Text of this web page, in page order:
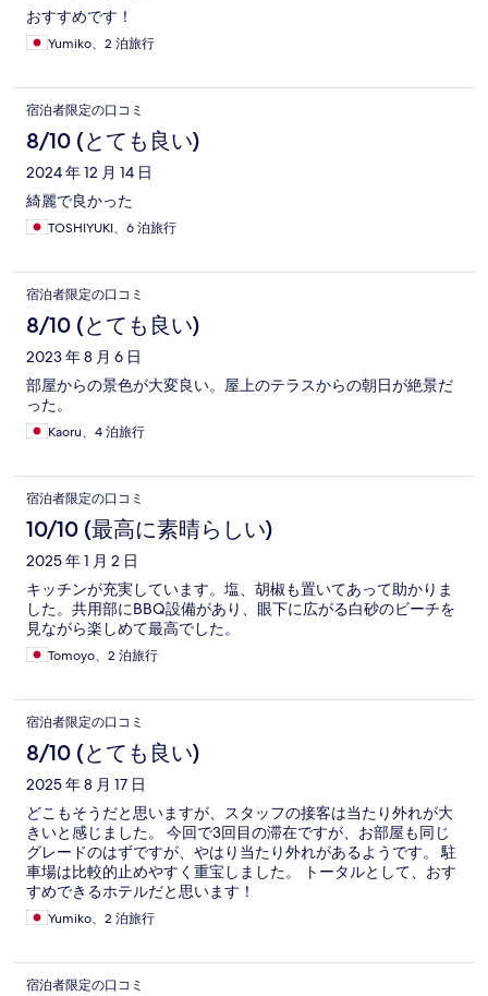
おすすめです！
Yumiko、2 泊旅行
宿泊者限定の口コミ
8/10 (とても良い)
2024 年 12 月 14 日
綺麗で良かった
TOSHIYUKI、6 泊旅行
宿泊者限定の口コミ
8/10 (とても良い)
2023 年 8 月 6 日
部屋からの景色が大変良い。屋上のテラスからの朝日が絶景だ
った。
Kaoru、4 泊旅行
宿泊者限定の口コミ
10/10 (最高に素晴らしい)
2025 年 1 月 2 日
キッチンが充実しています。塩、胡椒も置いてあって助かりま
した。共用部にBBQ設備があり、眼下に広がる白砂のビーチを
見ながら楽しめて最高でした。
Tomoyo、2 泊旅行
宿泊者限定の口コミ
8/10 (とても良い)
2025 年 8 月 17 日
どこもそうだと思いますが、スタッフの接客は当たり外れが大
きいと感じました。 今回で3回目の滞在ですが、お部屋も同じ
グレードのはずですが、やはり当たり外れがあるようです。 駐
車場は比較的止めやすく重宝しました。 トータルとして、おす
すめできるホテルだと思います！
Yumiko、2 泊旅行
宿泊者限定の口コミ